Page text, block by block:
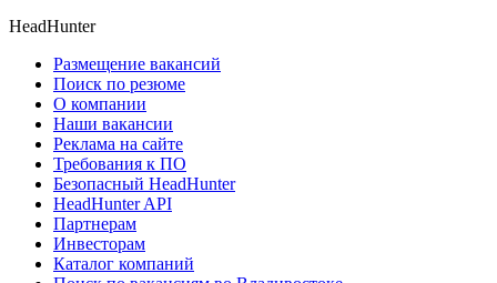
HeadHunter
Размещение вакансий
Поиск по резюме
О компании
Наши вакансии
Реклама на сайте
Требования к ПО
Безопасный HeadHunter
HeadHunter API
Партнерам
Инвесторам
Каталог компаний